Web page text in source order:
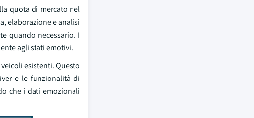
quota di mercato nel
elaborazione e analisi
quando necessario. I
agli stati emotivi.
esistenti. Questo
e le funzionalità di
che i dati emozionali